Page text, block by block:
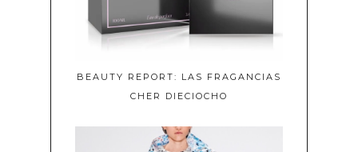
BEAUTY REPORT: LAS FRAGANCIAS
CHER DIECIOCHO